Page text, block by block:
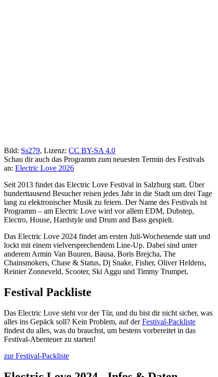
Bild: Ss279, Lizenz: CC BY-SA 4.0
Schau dir auch das Programm zum neuesten Termin des Festivals
an: Electric Love 2026
Seit 2013 findet das Electric Love Festival in Salzburg statt. Über
hunderttausend Besucher reisen jedes Jahr in die Stadt um drei Tage
lang zu elektronischer Musik zu feiern. Der Name des Festivals ist
Programm – am Electric Love wird vor allem EDM, Dubstep,
Electro, House, Hardstyle und Drum and Bass gespielt.
Das Electric Love 2024 findet am ersten Juli-Wochenende statt und
lockt mit einem vielversprechendem Line-Up. Dabei sind unter
anderem Armin Van Buuren, Bausa, Boris Brejcha, The
Chainsmokers, Chase & Status, Dj Snake, Fisher, Oliver Heldens,
Reinier Zonneveld, Scooter, Ski Aggu und Timmy Trumpet.
Festival Packliste
Das Electric Love steht vor der Tür, und du bist dir nicht sicher, was
alles ins Gepäck soll? Kein Problem, auf derFestival-Packliste
findest du alles, was du brauchst, um bestens vorbereitet in das
Festival-Abenteuer zu starten!
zur Festival-Packliste